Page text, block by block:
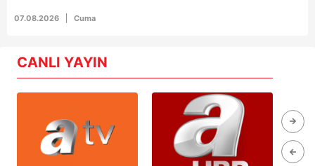
07.08.2026 Cuma
CANLI YAYIN